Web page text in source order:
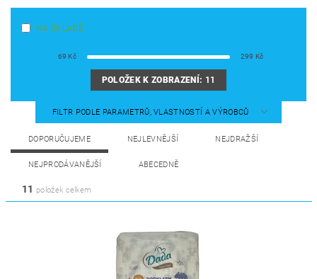
NA SKLADĚ
69 Kč 299 Kč
POLOŽEK K ZOBRAZENÍ: 11
FILTR PODLE PARAMETRŮ, VLASTNOSTÍ A VÝROBCŮ
DOPORUČUJEME NEJLEVNĚJŠÍ NEJDRAŽŠÍ
NEJPRODÁVANĚJŠÍ ABECEDNĚ
11 položek celkem